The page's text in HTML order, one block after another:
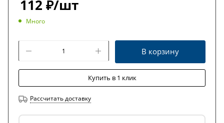
112 ₽/шт
Много
В корзину
Купить в 1 клик
Рассчитать доставку